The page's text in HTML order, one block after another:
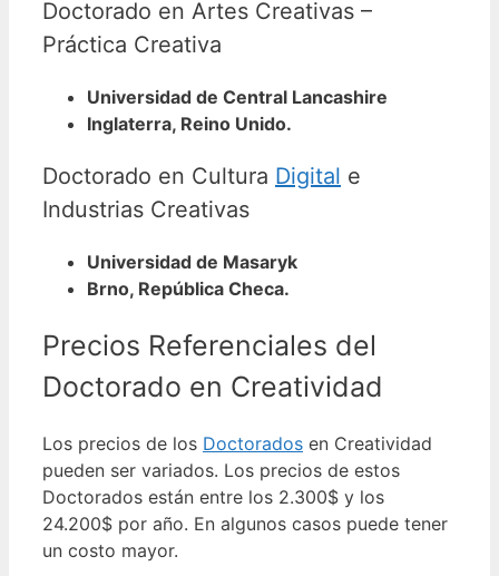
Doctorado en Artes Creativas –
Práctica Creativa
Universidad de Central Lancashire
Inglaterra, Reino Unido.
Doctorado en Cultura Digital e
Industrias Creativas
Universidad de Masaryk
Brno, República Checa.
Precios Referenciales del
Doctorado en Creatividad
Los precios de los Doctorados en Creatividad
pueden ser variados. Los precios de estos
Doctorados están entre los 2.300$ y los
24.200$ por año. En algunos casos puede tener
un costo mayor.